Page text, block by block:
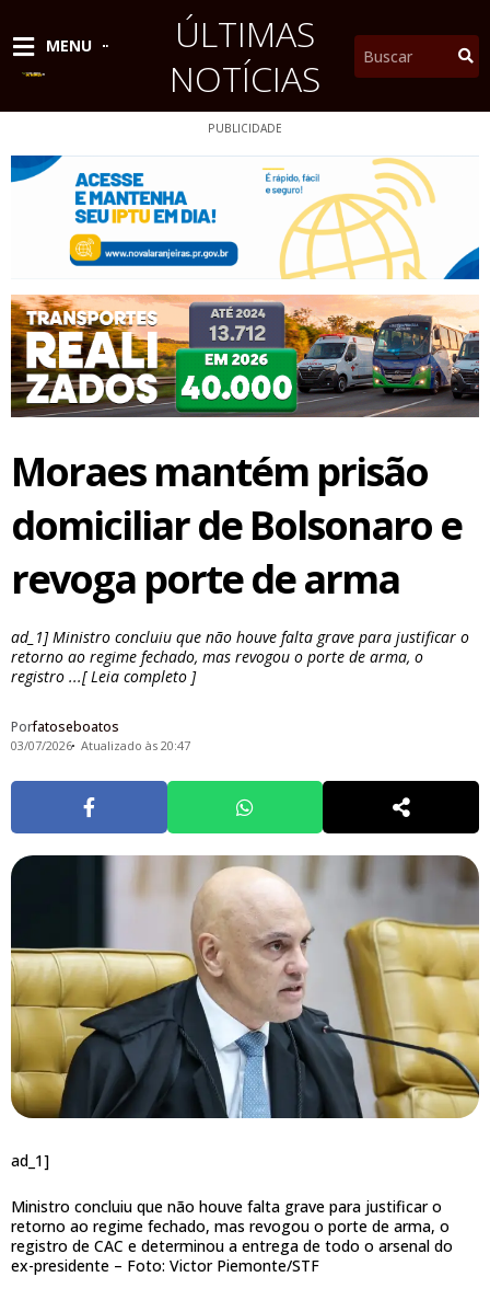
conteúdo
MENU
ÚLTIMAS
NOTÍCIAS
Pesquisar
PUBLICIDADE
Moraes mantém prisão
domiciliar de Bolsonaro e
revoga porte de arma
ad_1] Ministro concluiu que não houve falta grave para justificar o
retorno ao regime fechado, mas revogou o porte de arma, o
registro ...[ Leia completo ]
Porfatoseboatos
03/07/2026 Atualizado às 20:47
ad_1]
Ministro concluiu que não houve falta grave para justificar o
retorno ao regime fechado, mas revogou o porte de arma, o
registro de CAC e determinou a entrega de todo o arsenal do
ex-presidente – Foto: Victor Piemonte/STF